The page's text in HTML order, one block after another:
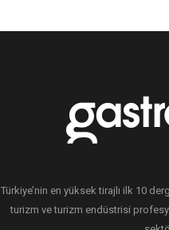
Türkiye’nin en yüksek tirajlı ilk 10
turizm ve turizm endüstrisi